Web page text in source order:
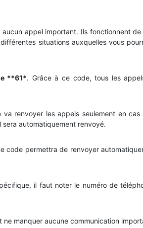
appel important. Ils fonctionnent de
situations auxquelles vous
**61*. Grâce à ce code, tous les
va renvoyer les appels seulement en
sera automatiquement renvoyé.
code permettra de renvoyer
il faut noter le numéro de
manquer aucune communication